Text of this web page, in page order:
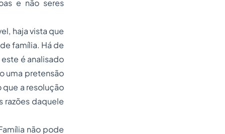
e não seres
haja vista que
família. Há de
é analisado
uma pretensão
que a resolução
razões daquele
não pode